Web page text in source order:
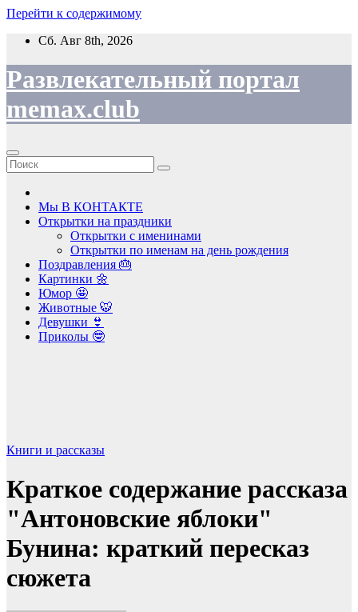
Перейти к содержимому
Сб. Авг 8th, 2026
Развлекательный портал
memax.club
Мы В КОНТАКТЕ
Открытки на праздники
Открытки с именинами
Открытки по именам на день рождения
Поздравления 🎂
Картинки 🌼
Юмор 🤩
Животные 🐯
Девушки 👙
Приколы 🤓
Книги и рассказы
Краткое содержание рассказа
"Антоновские яблоки"
Бунина: краткий пересказ
сюжета